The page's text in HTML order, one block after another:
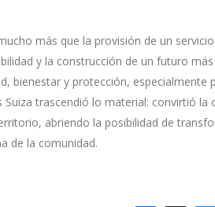
más que la provisión de un
y la construcción de un futuro
bienestar y protección, especialmente
trascendió lo material: convirtió la
abriendo la posibilidad de
de la comunidad.